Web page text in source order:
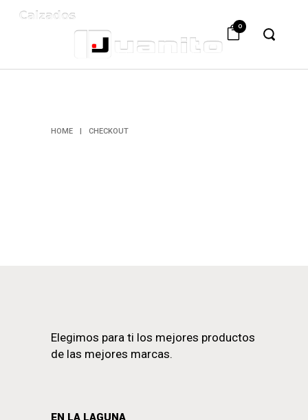
0
HOME | CHECKOUT
Elegimos para ti los mejores productos
de las mejores marcas.